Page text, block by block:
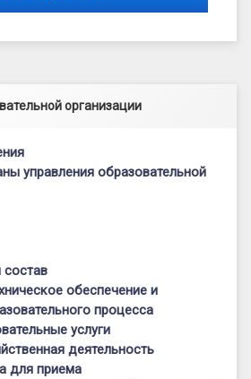
организации
управления образовательной
состав
обеспечение и
процесса
услуги
деятельность
для приема